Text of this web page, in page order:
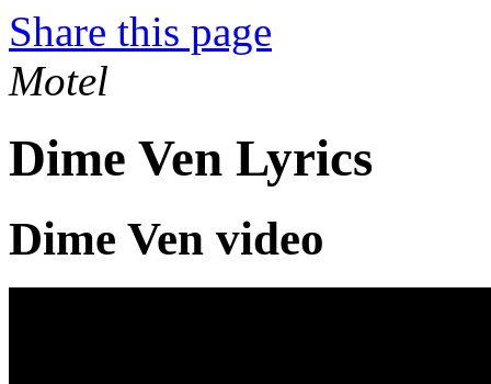
Share this page
Motel
Dime Ven Lyrics
Dime Ven video